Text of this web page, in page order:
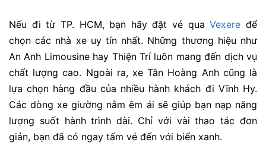
Nếu đi từ TP. HCM, bạn hãy đặt vé quaVexere để
chọn các nhà xe uy tín nhất. Những thương hiệu như
An Anh Limousine hay Thiện Trí luôn mang đến dịch vụ
chất lượng cao. Ngoài ra, xe Tân Hoàng Anh cũng là
lựa chọn hàng đầu của nhiều hành khách đi Vĩnh Hy.
Các dòng xe giường nằm êm ái sẽ giúp bạn nạp năng
lượng suốt hành trình dài. Chỉ với vài thao tác đơn
giản, bạn đã có ngay tấm vé đến với biển xanh.